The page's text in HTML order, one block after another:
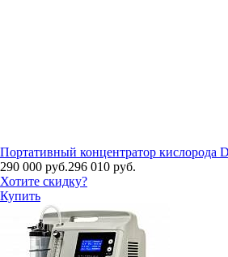
Портативный концентратор кислорода
290 000 руб.296 010 руб.
Хотите скидку?
Купить